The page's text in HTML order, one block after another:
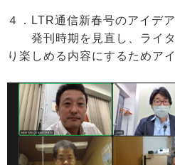
４．LTR通信新春号のアイデ
発刊時期を見直し、ライタ
り楽しめる内容にするためア